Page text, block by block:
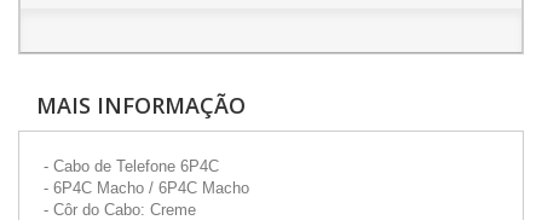
MAIS INFORMAÇÃO
- Cabo de Telefone 6P4C
- 6P4C Macho / 6P4C Macho
- Côr do Cabo: Creme